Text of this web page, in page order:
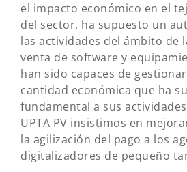
el impacto económico en el
del sector, ha supuesto un
las actividades del ámbito de
venta de software y
han sido capaces de
cantidad económica que ha
fundamental a sus
UPTA PV insistimos en
la agilización del pago a los
digitalizadores de pequeño